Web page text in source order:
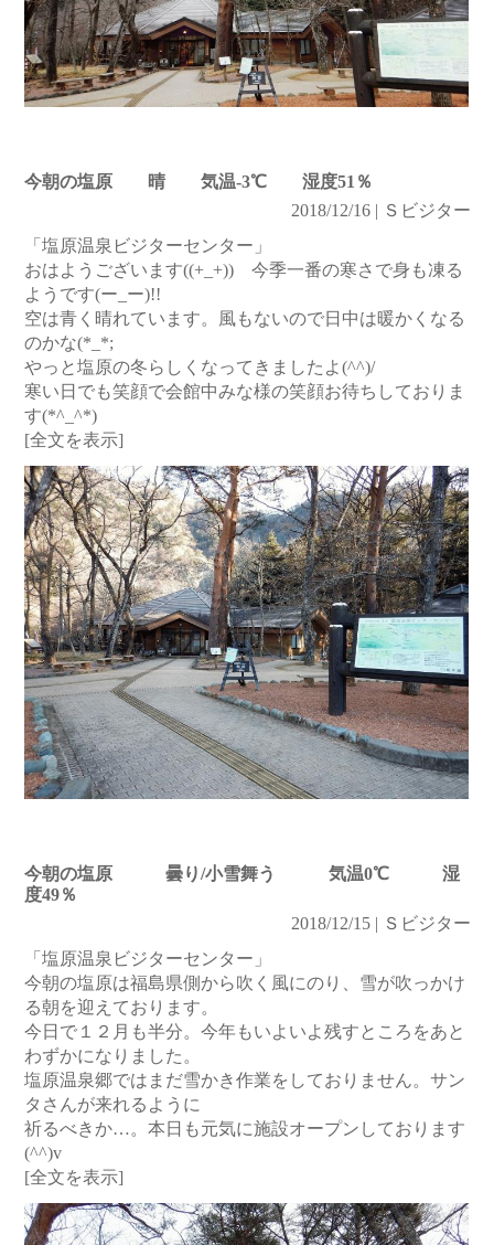
今朝の塩原 晴 気温-3℃ 湿度51％
2018/12/16 | Ｓビジター
「塩原温泉ビジターセンター」
おはようございます((+_+)) 今季一番の寒さで身も凍る
ようです(ー_ー)!!
空は青く晴れています。風もないので日中は暖かくなる
のかな(*_*;
やっと塩原の冬らしくなってきましたよ(^^)/
寒い日でも笑顔で会館中みな様の笑顔お待ちしておりま
す(*^_^*)
[全文を表示]
今朝の塩原 曇り/小雪舞う 気温0℃ 湿
度49％
2018/12/15 | Ｓビジター
「塩原温泉ビジターセンター」
今朝の塩原は福島県側から吹く風にのり、雪が吹っかけ
る朝を迎えております。
今日で１２月も半分。今年もいよいよ残すところをあと
わずかになりました。
塩原温泉郷ではまだ雪かき作業をしておりません。サン
タさんが来れるように
祈るべきか…。本日も元気に施設オープンしております
(^^)v
[全文を表示]